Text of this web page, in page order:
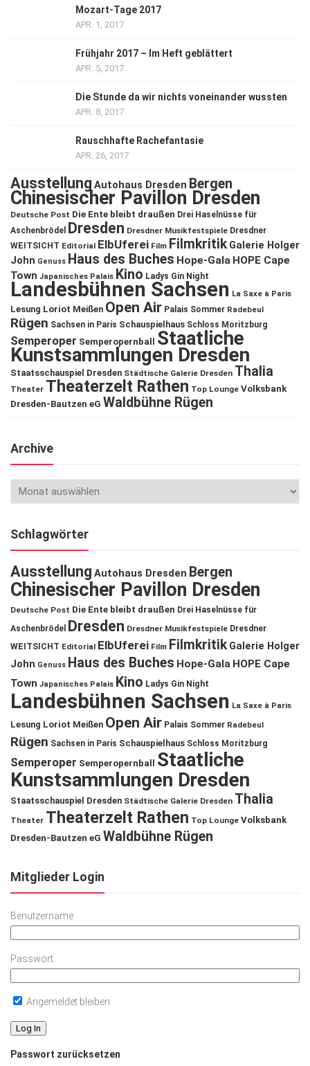
Mozart-Tage 2017
APR. 1, 2017
Frühjahr 2017 – Im Heft geblättert
APR. 5, 2017
Die Stunde da wir nichts voneinander wussten
APR. 8, 2017
Rauschhafte Rachefantasie
APR. 26, 2017
Ausstellung Autohaus Dresden Bergen
Chinesischer Pavillon Dresden
Deutsche Post Die Ente bleibt draußen Drei Haselnüsse für
Aschenbrödel
Dresden Dresdner Musikfestspiele Dresdner
WEITSICHT Editorial ElbUferei Film Filmkritik Galerie Holger
John Genuss Haus des Buches Hope-Gala HOPE Cape
Town Japanisches Palais Kino Ladys Gin Night
Landesbühnen Sachsen La Saxe à Paris
Lesung Loriot Meißen Open Air Palais Sommer Radebeul
Rügen Sachsen in Paris Schauspielhaus Schloss Moritzburg
Semperoper Semperopernball Staatliche
Kunstsammlungen Dresden
Staatsschauspiel Dresden Städtische Galerie Dresden Thalia
Theater Theaterzelt Rathen Top Lounge Volksbank
Dresden-Bautzen eG Waldbühne Rügen
Archive
Schlagwörter
Ausstellung Autohaus Dresden Bergen
Chinesischer Pavillon Dresden
Deutsche Post Die Ente bleibt draußen Drei Haselnüsse für
Aschenbrödel
Dresden Dresdner Musikfestspiele Dresdner
WEITSICHT Editorial ElbUferei Film Filmkritik Galerie Holger
John Genuss Haus des Buches Hope-Gala HOPE Cape
Town Japanisches Palais Kino Ladys Gin Night
Landesbühnen Sachsen La Saxe à Paris
Lesung Loriot Meißen Open Air Palais Sommer Radebeul
Rügen Sachsen in Paris Schauspielhaus Schloss Moritzburg
Semperoper Semperopernball
Staatliche
Kunstsammlungen Dresden
Staatsschauspiel Dresden Städtische Galerie Dresden Thalia
Theater Theaterzelt Rathen Top Lounge Volksbank
Dresden-Bautzen eG Waldbühne Rügen
Mitglieder Login
Benutzername
Passwort
Angemeldet bleiben
Passwort zurücksetzen